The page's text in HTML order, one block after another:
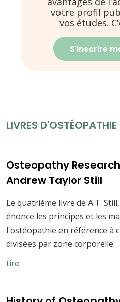
votre profil
vos études.
S'inscrire
LIVRES
Osteopathy
Andrew Taylor Still
Le quatrième livre de A.T.
énonce les principes et les
l'ostéopathie en référence à
divisées par zone corporelle.
Lire